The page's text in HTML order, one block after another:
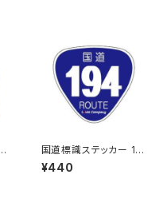
国道標識ステッカー 19
4号線
¥440